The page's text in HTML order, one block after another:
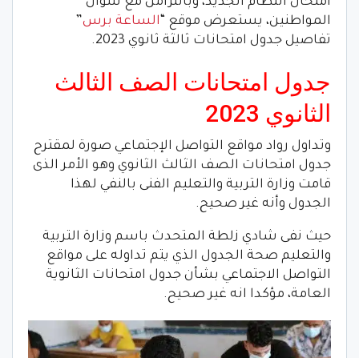
المواطنين، يستعرض موقع “
الساعة برس”
تفاصيل جدول امتحانات ثالثة ثانوي 2023.
جدول امتحانات الصف الثالث
الثانوي 2023
وتداول رواد مواقع التواصل الإجتماعي صورة لمقترح
جدول امتحانات الصف الثالث الثانوي وهو الأمر الذى
قامت وزارة التربية والتعليم الفنى بالنفي لهذا
الجدول وأنه غير صحيح.
حيث نفى شادي زلطة المتحدث باسم وزارة التربية
والتعليم صحة الجدول الذي يتم تداوله على مواقع
التواصل الاجتماعي بشأن جدول امتحانات الثانوية
العامة، مؤكدا انه غير صحيح.